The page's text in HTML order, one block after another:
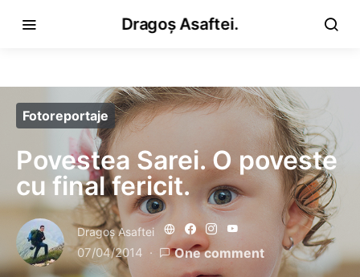
Dragoș Asaftei.
Fotoreportaje
Povestea Sarei. O poveste
cu final fericit.
Dragoş Asaftei
07/04/2014 One comment